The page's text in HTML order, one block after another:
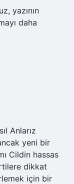
yazının
daha
Anlarız
yeni bir
Cildin hassas
dikkat
için bir